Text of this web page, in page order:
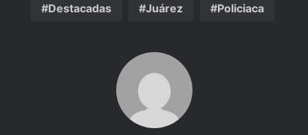
Destacadas Juárez Policiaca